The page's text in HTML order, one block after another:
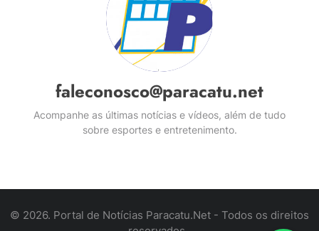
faleconosco@paracatu.net
Acompanhe as últimas notícias e vídeos, além de tudo
sobre esportes e entretenimento.
© 2026. Portal de Notícias Paracatu.Net - Todos os direitos